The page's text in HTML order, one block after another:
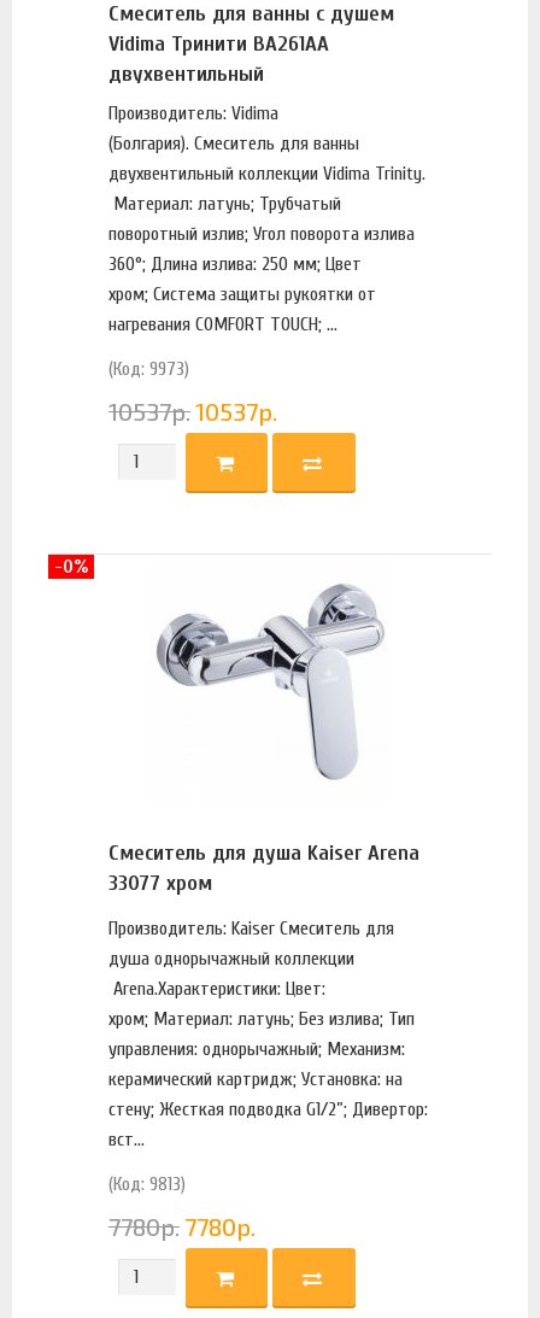
Смеситель для ванны с душем
Vidima Тринити BA261AA
двухвентильный
Производитель: Vidima
(Болгария). Смеситель для ванны
двухвентильный коллекции Vidima Trinity.
Материал: латунь; Трубчатый
поворотный излив; Угол поворота излива
360°; Длина излива: 250 мм; Цвет
хром; Система защиты рукоятки от
нагревания COMFORT TOUCH; ...
(Код: 9973)
10537р.10537р.
Смеситель для душа Kaiser Arena
33077 хром
Производитель: Kaiser Смеситель для
душа однорычажный коллекции
Arena.Характеристики: Цвет:
хром; Материал: латунь; Без излива; Тип
управления: однорычажный; Механизм:
керамический картридж; Установка: на
стену; Жесткая подводка G1/2”; Дивертор:
вст...
(Код: 9813)
7780р. 7780р.
-0%